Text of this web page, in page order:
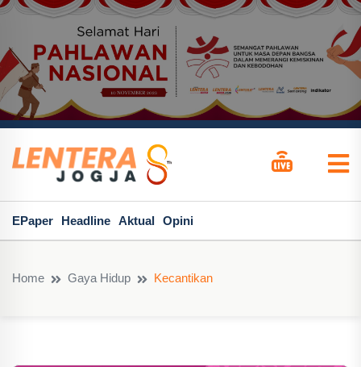
EPaper Headline Aktual Opini
Home Gaya Hidup Kecantikan